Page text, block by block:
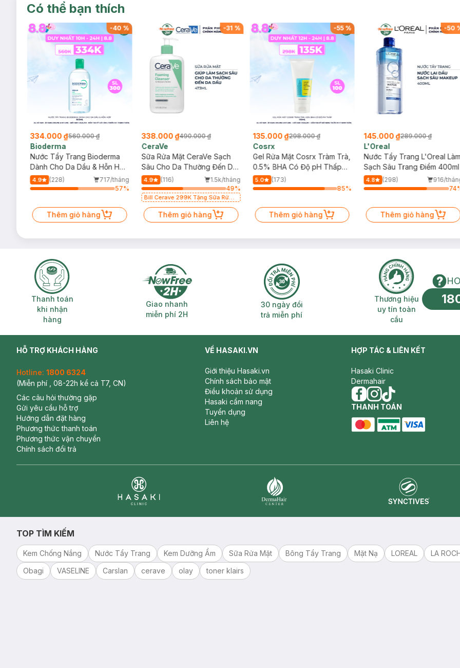
Có thể bạn thích
-40 %
334.000 ₫560.000 ₫
Bioderma
Nước Tẩy Trang Bioderma
Dành Cho Da Dầu & Hỗn Hợp
500ml
4.9 (228)
717/tháng
57%
Thêm giỏ hàng
-31 %
338.000 ₫490.000 ₫
CeraVe
Sữa Rửa Mặt CeraVe Sạch
Sâu Cho Da Thường Đến Da
Dầu 473ml
4.9 (116)
1.5k/tháng
49%
Bill Cerave 299K Tặng Sữa Rửa
Thêm giỏ hàng
-55%
135.000 ₫298.000 ₫
Cosrx
Gel Rửa Mặt Cosrx Tràm Trà,
0.5% BHA Có Độ pH Thấp
150ml
5.0
(173)
85%
Thêm giỏ hàng
-50
145.000 ₫289.000 ₫
L'Oreal
Nước Tẩy Trang L'Oreal Làm
Sạch Sâu Trang Điểm 400ml
4.8 (298)
916/
74
Thêm giỏ hàng
Thanh toán khi nhận hàng
Thanh toán
khi nhận
hàng
Giao nhanh miễn phí 2H
Giao nhanh
miễn phí 2H
30 ngày đổi trả miễn phí
30 ngày đổi
trả miễn phí
Thương hiệu uy
Thương hiệu
uy tín toàn
cầu
HỖ TRỢ KHÁCH HÀNG
Hotline: 1800 6324
(Miễn phí , 08-22h kể cả T7, CN)
Các câu hỏi thường gặp
Gửi yêu cầu hỗ trợ
Hướng dẫn đặt hàng
Phương thức thanh toán
Phương thức vận chuyển
Chính sách đổi trả
VỀ HASAKI.VN
Giới thiệu Hasaki.vn
Chính sách bảo mật
Điều khoản sử dụng
Hasaki cẩm nang
Tuyển dụng
Liên hệ
HỢP TÁC & LIÊN KẾT
Hasaki Clinic
Dermahair
facebook
instagram
tiktok
THANH TOÁN
TOP TÌM KIẾM
Kem Chống Nắng Nước Tẩy Trang Kem Dưỡng Ẩm Sữa Rửa Mặt Bông Tẩy Trang Mặt Nạ LOREAL LA
Obagi
VASELINE Carslan cerave olay toner klairs